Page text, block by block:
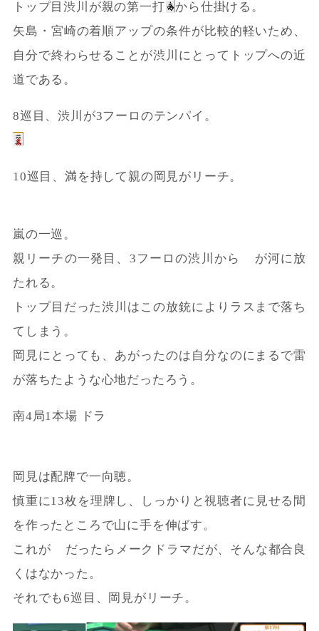
トップ目渋川が親の第一打
から仕掛ける。
矢島・宮崎の着順アップの条件が比較的軽いため、
自分で終わらせることが渋川にとってトップへの近
道である。
8巡目、渋川が3フーロのテンパイ。
10巡目、満を持して親の岡見がリーチ。
嵐の一巡。
親リーチの一発目、3フーロの渋川から
が河に放
たれる。
トップ目だった渋川はこの放銃によりラスまで落ち
てしまう。
岡見にとっても、あがったのは自分なのにまるで雷
が落ちたような心地だったろう。
南4局1本場 ドラ
岡見は配牌で一向聴。
慎重に13枚を理牌し、しっかりと視聴者に見せる間
を作ったところで山に手を伸ばす。
これが
だったらメークドラマだが、そんな都合良
くはなかった。
それでも6巡目、岡見がリーチ。